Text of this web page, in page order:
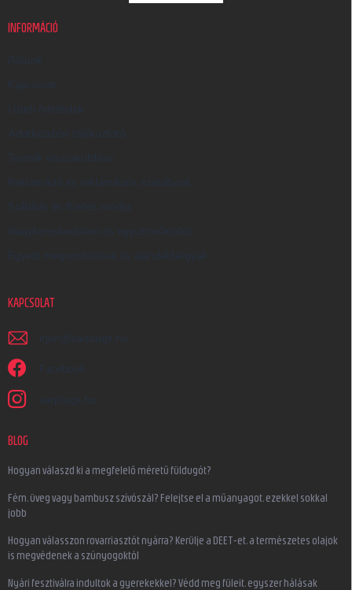
U
INFORMÁCIÓ
Rólunk
Kapcsolat
Üzleti feltételek
Adatkezelési tájékoztató
Termék visszaküldése
Reklamáció és reklamációs szabályzat
Szállítás és fizetés módja
Nagykereskedelem és együttműködés
Egyedi megrendelések és ajándéktárgyak
KAPCSOLAT
irjon @ earplugs.hu
Facebook
earplugs.hu
BLOG
Hogyan válaszd ki a megfelelő méretű füldugót?
Fém, üveg vagy bambusz szívószál? Felejtse el a műanyagot, ezekkel sokkal
jobb
Hogyan válasszon rovarriasztót nyárra? Kerülje a DEET-et, a természetes olajok
is megvédenek a szúnyogoktól
Nyári fesztiválra indultok a gyerekekkel? Védd meg füleit, egyszer hálásak